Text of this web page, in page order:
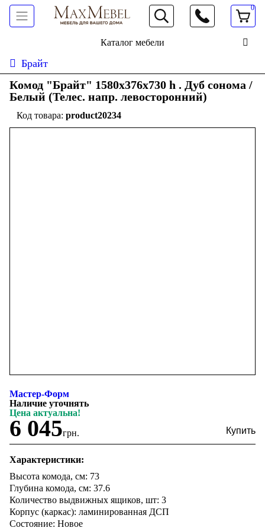
066 472 19 61
0
Каталог мебели
Брайт
Комод "Брайт" 1580х376х730 h . Дуб сонома /
Белый (Телес. напр. левосторонний)
product20234
Мастер-Форм
Наличие уточнять
Цена актуальна!
6 045грн.
Характеристики:
Высота комода, см: 73
Глубина комода, см: 37.6
Количество выдвижных ящиков, шт: 3
Корпус (каркас): ламинированная ДСП
Состояние: Новое